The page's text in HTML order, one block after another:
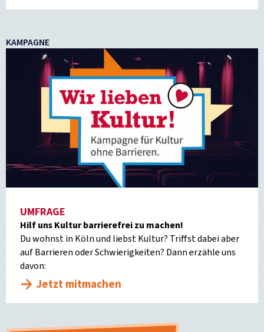
KAMPAGNE
UMFRAGE
Hilf uns Kultur barrierefrei zu machen!
Du wohnst in Köln und liebst Kultur? Triffst dabei aber
auf Barrieren oder Schwierigkeiten? Dann erzähle uns
davon:
Jetzt mitmachen